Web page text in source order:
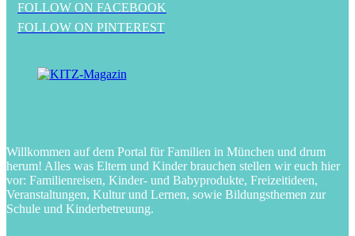
FOLLOW ON FACEBOOK
FOLLOW ON PINTEREST
Willkommen auf dem Portal für Familien in München und drum
herum! Alles was Eltern und Kinder brauchen stellen wir euch hier
vor: Familienreisen, Kinder- und Babyprodukte, Freizeitideen,
Veranstaltungen, Kultur und Lernen, sowie Bildungsthemen zur
Schule und Kinderbetreuung.